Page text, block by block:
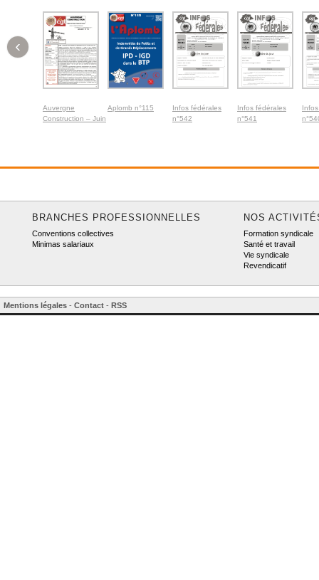
Auvergne
Construction – Juin
Aplomb n°115
Infos fédérales
n°542
Infos fédérales
n°541
‹
BRANCHES PROFESSIONNELLES
Conventions collectives
Minimas salariaux
NOS
Formation syndicale
Santé et travail
Vie syndicale
Revendicatif
Mentions légales - Contact - RSS